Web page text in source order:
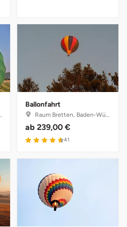
Ballonfahrt
Raum Bretten, Baden-Württemberg
ab 239,00 €
41